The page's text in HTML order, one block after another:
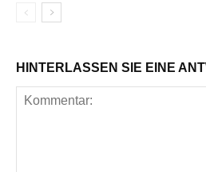
HINTERLASSEN SIE EINE